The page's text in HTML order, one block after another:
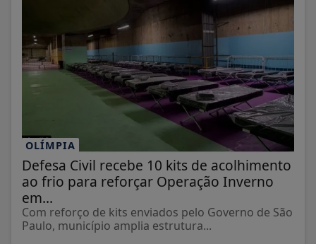
OLÍMPIA
Defesa Civil recebe 10 kits de acolhimento
ao frio para reforçar Operação Inverno
em...
Com reforço de kits enviados pelo Governo de São
Paulo, município amplia estrutura...